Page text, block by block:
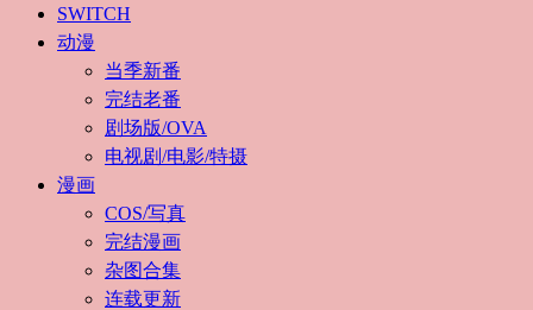
SWITCH
动漫
当季新番
完结老番
剧场版/OVA
电视剧/电影/特摄
漫画
COS/写真
完结漫画
杂图合集
连载更新